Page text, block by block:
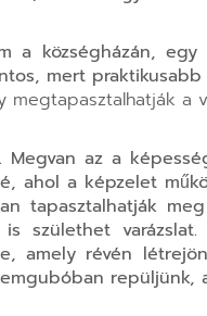
a községházán,
mert
a
Megvan az a
ahol a képzelet
tapasztalhatják
születhet
amely révén